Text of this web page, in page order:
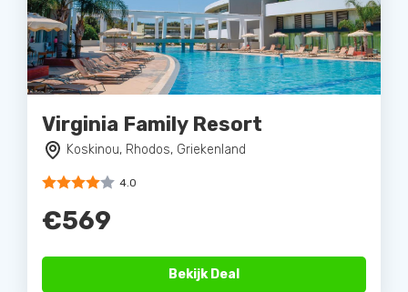
Virginia Family Resort
Koskinou, Rhodos, Griekenland
4.0
€569
Bekijk Deal